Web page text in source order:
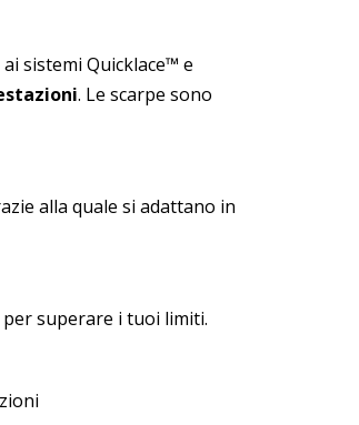
sistemi Quicklace™ e
. Le scarpe sono
alla quale si adattano in
superare i tuoi limiti.